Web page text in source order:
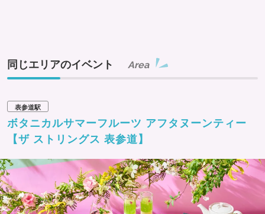
同じエリアのイベント Area
表参道駅
ボタニカルサマーフルーツ アフタヌーンティー
【ザ ストリングス 表参道】